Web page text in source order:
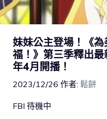
妹妹公主登場！《
福！》第三季釋出
年4月開播！
2023/12/26 作者: 鬆餅
FBI 待機中